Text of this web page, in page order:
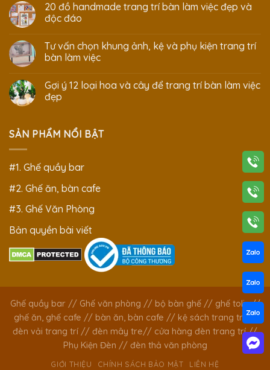
20 đồ handmade trang trí bàn làm việc đẹp và
độc đáo
Tư vấn chọn khung ảnh, kệ và phụ kiện trang trí
bàn làm việc
Gợi ý 12 loại hoa và cây để trang trí bàn làm việc
đẹp
SẢN PHẨM NỔI BẬT
#1. Ghế quầy bar
#2. Ghế ăn, bàn cafe
#3. Ghế Văn Phòng
Bản quyền bài viết
Ghế quầy bar// Ghế văn phòng // bộ bàn ghế// ghế tolix//
ghế ăn, ghế cafe // bàn ăn, bàn cafe // kệ sách trang trí //
đèn vải trang trí // đèn mây tre// cửa hàng đèn trang trí//
Phụ Kiện Đèn // đèn thả văn phòng
GIỚI THIỆU CHÍNH SÁCH BẢO MẬT LIÊN HỆ